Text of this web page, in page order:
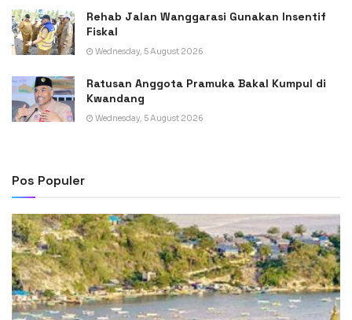
Rehab Jalan Wanggarasi Gunakan Insentif
Fiskal
Wednesday, 5 August 2026
Ratusan Anggota Pramuka Bakal Kumpul di
Kwandang
Wednesday, 5 August 2026
Pos Populer